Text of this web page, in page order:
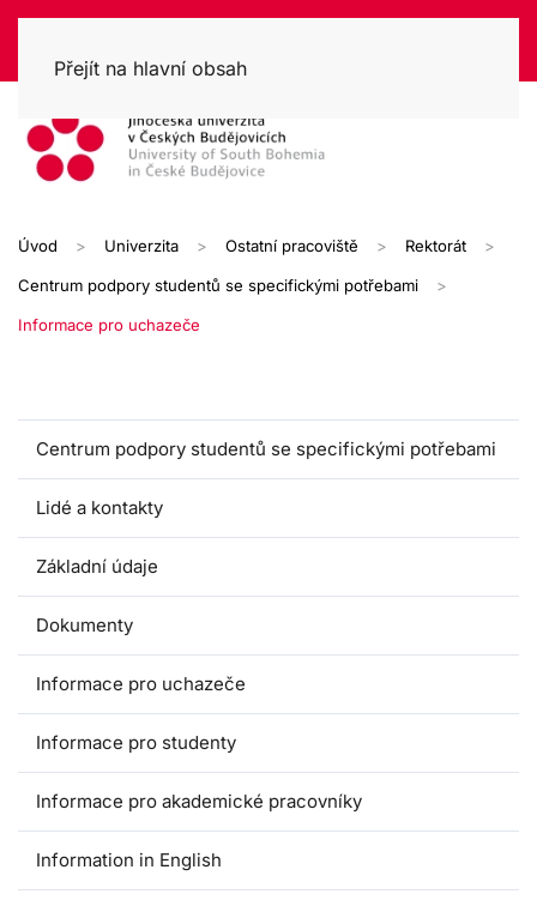
Přejít na hlavní obsah
Úvod Univerzita Ostatní pracoviště Rektorát
Centrum podpory studentů se specifickými potřebami
Informace pro uchazeče
Centrum podpory studentů se specifickými potřebami
Lidé a kontakty
Základní údaje
Dokumenty
Informace pro uchazeče
Informace pro studenty
Informace pro akademické pracovníky
Information in English